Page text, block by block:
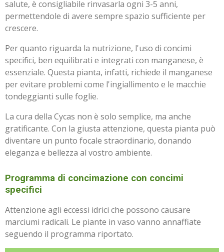
salute, è consigliabile rinvasarla ogni 3-5 anni,
permettendole di avere sempre spazio sufficiente per
crescere.
Per quanto riguarda la nutrizione, l'uso di concimi
specifici, ben equilibrati e integrati con manganese, è
essenziale. Questa pianta, infatti, richiede il manganese
per evitare problemi come l'ingiallimento e le macchie
tondeggianti sulle foglie.
La cura della Cycas non è solo semplice, ma anche
gratificante. Con la giusta attenzione, questa pianta può
diventare un punto focale straordinario, donando
eleganza e bellezza al vostro ambiente.
Programma di concimazione con concimi
specifici
Attenzione agli eccessi idrici che possono causare
marciumi radicali. Le piante in vaso vanno annaffiate
seguendo il programma riportato.